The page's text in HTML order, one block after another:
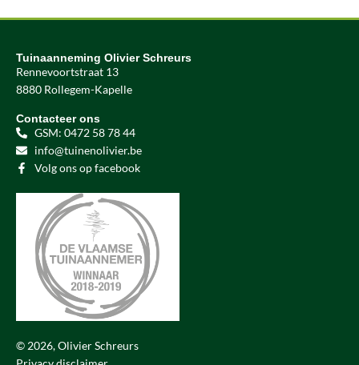
Tuinaanneming Olivier Schreurs
Rennevoortstraat 13
8880 Rollegem-Kapelle
Contacteer ons
GSM: 0472 58 78 44
info@tuinenolivier.be
Volg ons op facebook
© 2026, Olivier Schreurs